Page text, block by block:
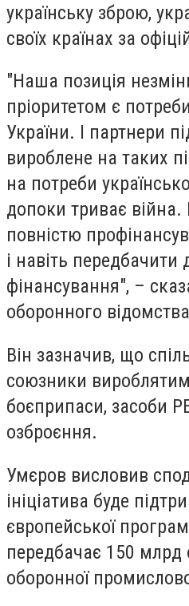
українську зброю,
своїх країнах за
"Наша позиція
пріоритетом є
України. І партнери
вироблене на таких
на потреби
допоки триває війна.
повністю
і навіть передбачити
фінансування", –
оборонного
Він зазначив, що
союзники
боєприпаси, засоби
озброєння.
Умєров висловив
ініціатива буде
європейської
передбачає 150 млрд
оборонної